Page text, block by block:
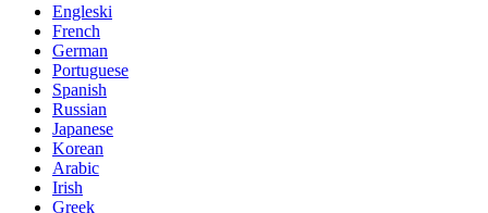
Engleski
French
German
Portuguese
Spanish
Russian
Japanese
Korean
Arabic
Irish
Greek